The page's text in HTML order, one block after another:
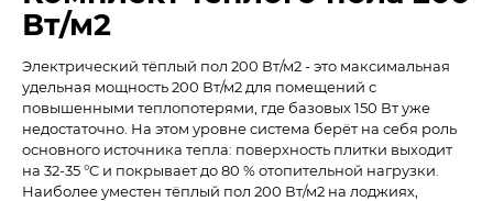
Вт/м2
Электрический тёплый пол 200 Вт/м2 - это максимальная
удельная мощность 200 Вт/м2 для помещений с
повышенными теплопотерями, где базовых 150 Вт уже
недостаточно. На этом уровне система берёт на себя роль
основного источника тепла: поверхность плитки выходит
на 32-35 °C и покрывает до 80 % отопительной нагрузки.
Наиболее уместен тёплый пол 200 Вт/м2 на лоджиях,